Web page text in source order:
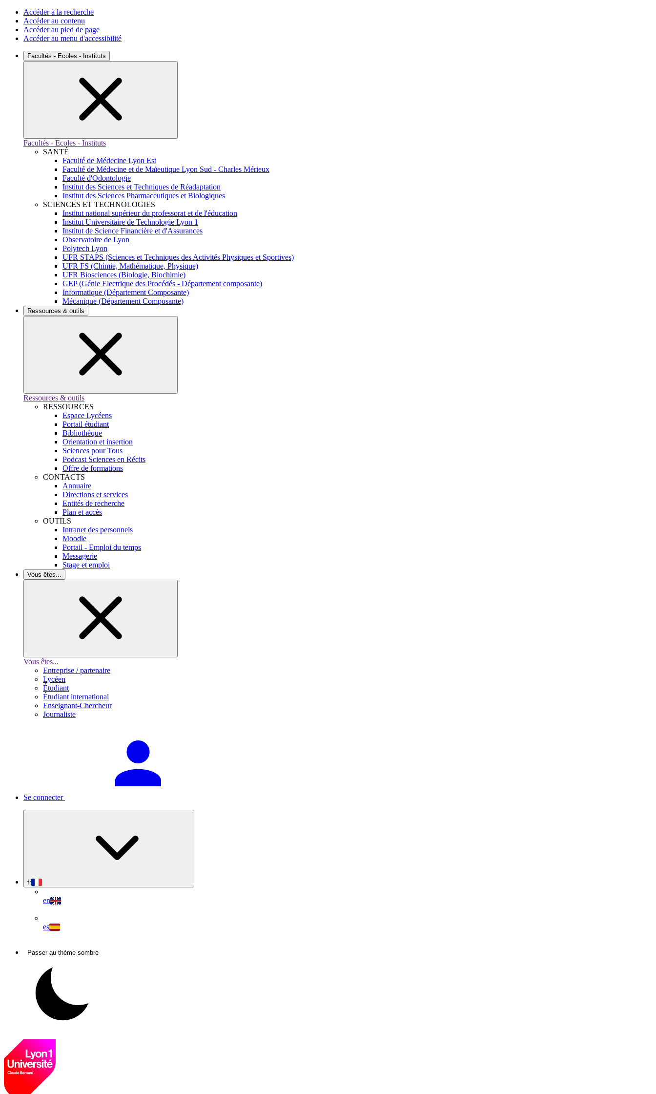
Accéder à la recherche
Accéder au contenu
Accéder au pied de page
Accéder au menu d'accessibilité
Facultés - Ecoles - Instituts
Facultés - Ecoles - Instituts
SANTÉ
Faculté de Médecine Lyon Est
Faculté de Médecine et de Maïeutique Lyon Sud - Charles Mérieux
Faculté d'Odontologie
Institut des Sciences et Techniques de Réadaptation
Institut des Sciences Pharmaceutiques et Biologiques
SCIENCES ET TECHNOLOGIES
Institut national supérieur du professorat et de l'éducation
Institut Universitaire de Technologie Lyon 1
Institut de Science Financière et d'Assurances
Observatoire de Lyon
Polytech Lyon
UFR STAPS (Sciences et Techniques des Activités Physiques et Sportives)
UFR FS (Chimie, Mathématique, Physique)
UFR Biosciences (Biologie, Biochimie)
GEP (Génie Electrique des Procédés - Département composante)
Informatique (Département Composante)
Mécanique (Département Composante)
Ressources & outils
Ressources & outils
RESSOURCES
Espace Lycéens
Portail étudiant
Bibliothèque
Orientation et insertion
Sciences pour Tous
Podcast Sciences en Récits
Offre de formations
CONTACTS
Annuaire
Directions et services
Entités de recherche
Plan et accès
OUTILS
Intranet des personnels
Moodle
Portail - Emploi du temps
Messagerie
Stage et emploi
Vous êtes...
Vous êtes...
Entreprise / partenaire
Lycéen
Étudiant
Étudiant international
Enseignant-Chercheur
Journaliste
Se connecter
fr
en
es
Passer au thème sombre